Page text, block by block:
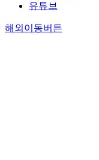
유튜브
해외이동버튼